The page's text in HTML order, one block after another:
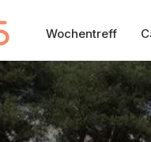
Wochentreff